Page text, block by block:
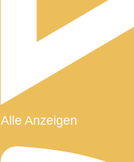
Alle Anzeigen